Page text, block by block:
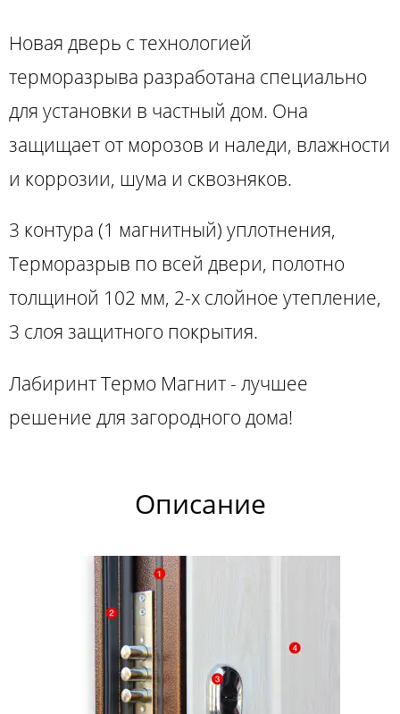
Новая дверь с технологией
терморазрыва разработана специально
для установки в частный дом. Она
защищает от морозов и наледи, влажности
и коррозии, шума и сквозняков.
3 контура (1 магнитный) уплотнения,
Терморазрыв по всей двери, полотно
толщиной 102 мм, 2-х слойное утепление,
3 слоя защитного покрытия.
Лабиринт Термо Магнит - лучшее
решение для загородного дома!
Описание